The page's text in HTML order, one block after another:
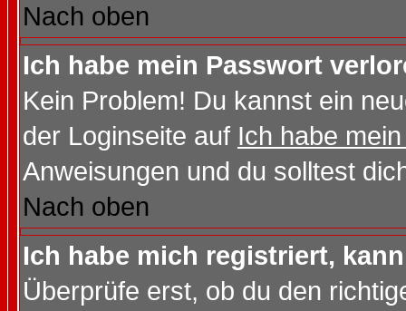
Nach oben
Ich habe mein Passwort
Kein Problem! Du kannst ein
der Loginseite auf Ich habe
Anweisungen und du solltest
Nach oben
Ich habe mich registriert,
Überprüfe erst, ob du den